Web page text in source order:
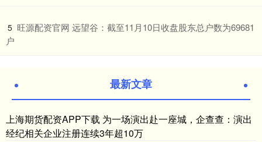
5 ​旺源配资官网 远望谷：截至11月10日收盘股东总户数为69681
户
最新文章
上海期货配资APP下载 为一场演出赴一座城，企查查：演出
经纪相关企业注册连续3年超10万